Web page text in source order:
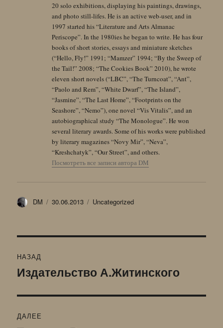
20 solo exhibitions, displaying his paintings, drawings,
and photo still-lifes. He is an active web-user, and in
1997 started his “Literature and Arts Almanac
Periscope”. In the 1980ies he began to write. He has four
books of short stories, essays and miniature sketches
(“Hello, Fly!” 1991; “Mamzer” 1994; “By the Sweep of
the Tail!” 2008; “The Cookies Book” 2010), he wrote
eleven short novels (“LBC”, “The Turncoat”, “Ant”,
“Paolo and Rem”, “White Dwarf”, “The Island”,
“Jasmine”, “The Last Home”, “Footprints on the
Seashore”, “Nemo”), one novel “Vis Vitalis”, and an
autobiographical study “The Monologue”. He won
several literary awards. Some of his works were published
by literary magazines “Novy Mir”, “Neva”,
“Kreshchatyk”, “Our Street”, and others.
Посмотреть все записи автора DM
Автор
DM Опубликовано
30.06.2013 Рубрики
Uncategorized
по
НАЗАД
Предыдущая
Издательство А.Житинского
ДАЛЕЕ